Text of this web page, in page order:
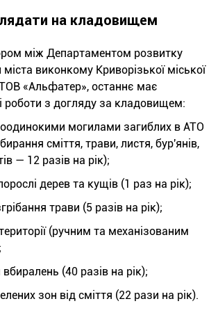
на кладовищем
між Департаментом розвитку
виконкому Криворізької міської
«Альфатер», останнє має
роботи з догляду за кладовищем:
могилами загиблих в АТО
сміття, трави, листя, бур'янів,
— 12 разів на рік);
дерев та кущів (1 раз на рік);
трави (5 разів на рік);
(ручним та механізованим
(40 разів на рік);
зон від сміття (22 рази на рік).